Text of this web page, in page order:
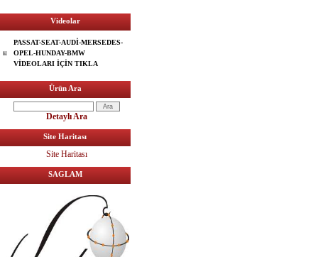
Videolar
PASSAT-SEAT-AUDİ-MERSEDES-
OPEL-HUNDAY-BMW
VİDEOLARI İÇİN TIKLA
Ürün Ara
Detaylı Ara
Site Haritası
Site Haritası
SAGLAM